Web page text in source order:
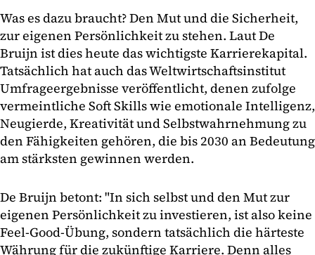
Was es dazu braucht? Den Mut und die Sicherheit,
zur eigenen Persönlichkeit zu stehen. Laut De
Bruijn ist dies heute das wichtigste Karrierekapital.
Tatsächlich hat auch das Weltwirtschaftsinstitut
Umfrageergebnisse veröffentlicht, denen zufolge
vermeintliche Soft Skills wie emotionale Intelligenz,
Neugierde, Kreativität und Selbstwahrnehmung zu
den Fähigkeiten gehören, die bis 2030 an Bedeutung
am stärksten gewinnen werden.
De Bruijn betont: "In sich selbst und den Mut zur
eigenen Persönlichkeit zu investieren, ist also keine
Feel-Good-Übung, sondern tatsächlich die härteste
Währung für die zukünftige Karriere. Denn alles